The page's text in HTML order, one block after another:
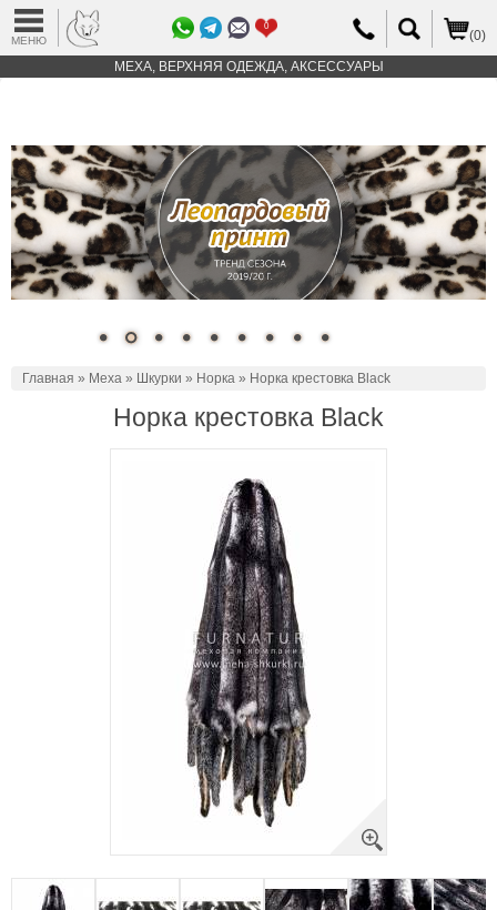
МЕНЮ
0
(0)
МЕХА, ВЕРХНЯЯ ОДЕЖДА, АКСЕССУАРЫ
Главная » Меха » Шкурки » Норка » Норка крестовка Black
Норка крестовка Black